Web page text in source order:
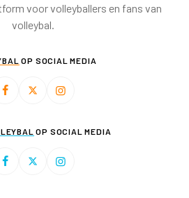
voor volleyballers en fans van
volleybal.
OP SOCIAL MEDIA
OP SOCIAL MEDIA